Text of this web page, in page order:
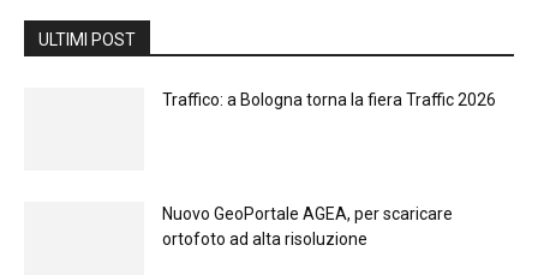
ULTIMI POST
Traffico: a Bologna torna la fiera Traffic 2026
Nuovo GeoPortale AGEA, per scaricare
ortofoto ad alta risoluzione